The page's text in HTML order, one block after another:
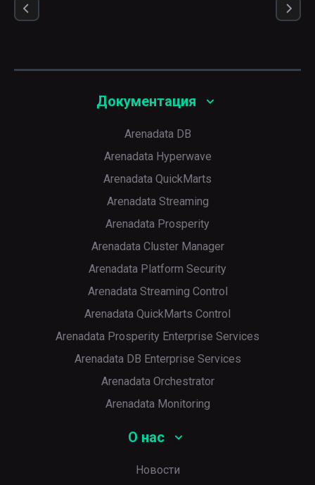
Документация
Arenadata DB
Arenadata Hyperwave
Arenadata QuickMarts
Arenadata Streaming
Arenadata Prosperity
Arenadata Cluster Manager
Arenadata Platform Security
Arenadata Streaming Control
Arenadata QuickMarts Control
Arenadata Prosperity Enterprise Services
Arenadata DB Enterprise Services
Arenadata Orchestrator
Arenadata Monitoring
О нас
Новости